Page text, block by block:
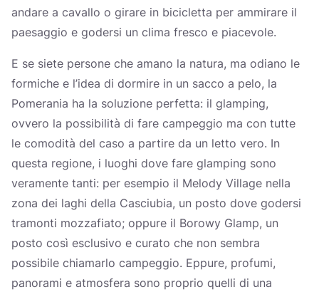
andare a cavallo o girare in bicicletta per ammirare il
paesaggio e godersi un clima fresco e piacevole.
E se siete persone che amano la natura, ma odiano le
formiche e l’idea di dormire in un sacco a pelo, la
Pomerania ha la soluzione perfetta: il glamping,
ovvero la possibilità di fare campeggio ma con tutte
le comodità del caso a partire da un letto vero. In
questa regione, i luoghi dove fare glamping sono
veramente tanti: per esempio il Melody Village nella
zona dei laghi della Casciubia, un posto dove godersi
tramonti mozzafiato; oppure il Borowy Glamp, un
posto così esclusivo e curato che non sembra
possibile chiamarlo campeggio. Eppure, profumi,
panorami e atmosfera sono proprio quelli di una